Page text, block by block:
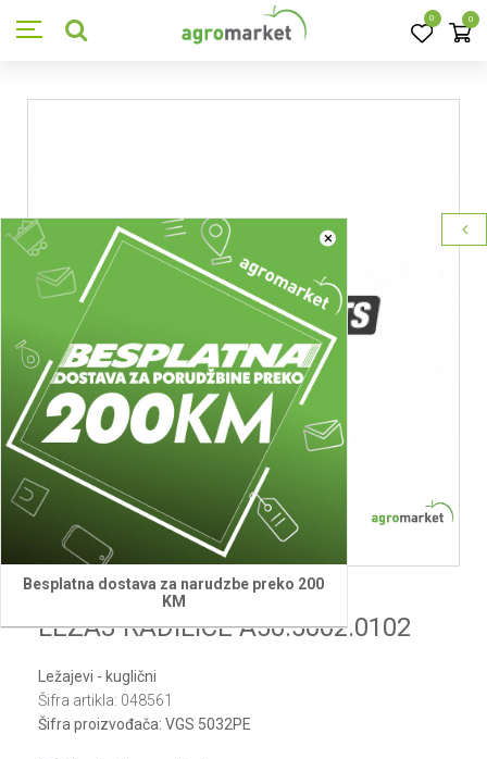
0 0
×
Besplatna dostava za narudzbe preko 200
KM
Villager
LEZAJ RADILICE A50.5002.0102
Ležajevi - kuglični
Šifra artikla: 048561
Šifra proizvođača: VGS 5032PE